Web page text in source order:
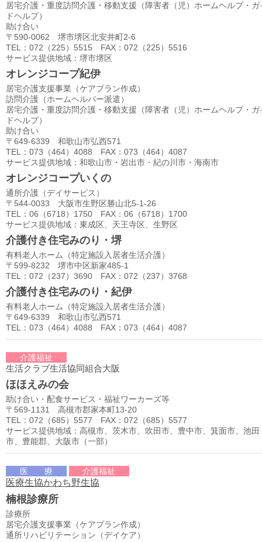
居宅介護・重度訪問介護・移動支援（障害者（児）ホームヘルプ・ガ
ドヘルプ）
助け合い
〒590-0062 堺市堺区北安井町2-6
TEL：072（225）5515 FAX：072（225）5516
サービス提供地域：堺市堺区
オレンジコープ紀伊
居宅介護支援事業（ケアプラン作成）
訪問介護（ホームヘルパー派遣）
居宅介護・重度訪問介護・移動支援（障害者（児）ホームヘルプ・ガ
ドヘルプ）
助け合い
〒649-6339 和歌山市弘西571
TEL：073（464）4088 FAX：073（464）4087
サービス提供地域：和歌山市・岩出市・紀の川市・海南市
オレンジコープいくの
通所介護（デイサービス）
〒544-0033 大阪市生野区勝山北5-1-26
TEL：06（6718）1750 FAX：06（6718）1700
サービス提供地域：東成区、天王寺区、生野区
介護付き住宅みのり・堺
有料老人ホーム（特定施設入居者生活介護）
〒599-8232 堺市中区新家485-1
TEL：072（237）3690 FAX：072（237）3768
介護付き住宅みのり・紀伊
有料老人ホーム（特定施設入居者生活介護）
〒649-6339 和歌山市弘西571
TEL：073（464）4088 FAX：073（464）4087
介護福祉
生活クラブ生活協同組合大阪
ほほえみの会
助け合い・配食サービス・福祉ワーカーズ等
〒569-1131 高槻市郡家本町13-20
TEL：072（685）5577 FAX：072（685）5577
サービス提供地域：高槻市、茨木市、吹田市、豊中市、箕面市、池田
市、豊能郡、大阪市（一部）
医 療 介護福祉
医療生協かわち野生協
楠根診療所
診療所
居宅介護支援事業（ケアプラン作成）
通所リハビリテーション（デイケア）